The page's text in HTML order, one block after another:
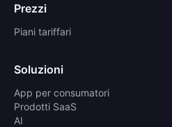
Prezzi
Piani tariffari
Soluzioni
App per consumatori
Prodotti SaaS
AI